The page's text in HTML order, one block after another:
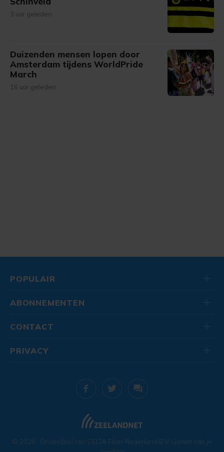
3 uur geleden
Duizenden mensen lopen door
Amsterdam tijdens WorldPride
March
16 uur geleden
POPULAIR
ABONNEMENTEN
CONTACT
© 2026 . Onderdeel van DELTA Fiber Nederland B.V. Geniet van je
PRIVACY